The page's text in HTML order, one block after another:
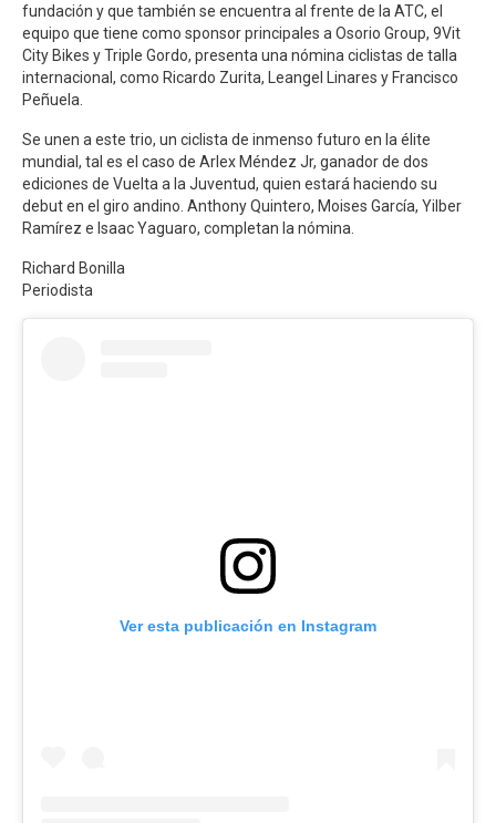
fundación y que también se encuentra al frente de la ATC, el
equipo que tiene como sponsor principales a Osorio Group, 9Vit
City Bikes y Triple Gordo, presenta una nómina ciclistas de talla
internacional, como Ricardo Zurita, Leangel Linares y Francisco
Peñuela.
Se unen a este trio, un ciclista de inmenso futuro en la élite
mundial, tal es el caso de Arlex Méndez Jr, ganador de dos
ediciones de Vuelta a la Juventud, quien estará haciendo su
debut en el giro andino. Anthony Quintero, Moises García, Yilber
Ramírez e Isaac Yaguaro, completan la nómina.
Richard Bonilla
Periodista
Ver esta publicación en Instagram